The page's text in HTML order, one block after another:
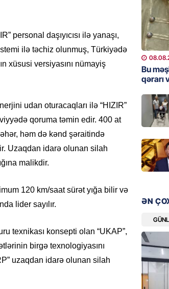
personal daşıyıcısı ilə yanaşı,
ilə təchiz olunmuş, Türkiyədə
xüsusi versiyasını nümayiş
udan oturacaqları ilə “HIZIR”
qoruma təmin edir. 400 at
həm də kənd şəraitində
Uzaqdan idarə olunan silah
malikdir.
120 km/saat sürət yığa bilir və
lider sayılır.
texnikası konsepti olan “UKAP”,
birgə texnologiyasını
uzaqdan idarə olunan silah
Video
BANNER
Məsud
MANŞET
Nikol
ZƏNG
GÜNDƏM
qədər
Bu
qərarı
ƏN